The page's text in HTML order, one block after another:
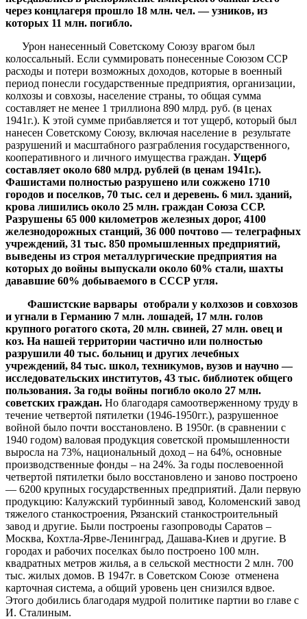
через концлагеря прошло 18 млн. чел. — узников, из
которых 11 млн. погибло.
Урон нанесенный Советскому Союзу врагом был
колоссальный. Если суммировать понесенные Союзом ССР
расходы и потери возможных доходов, которые в военный
период понесли государственные предприятия, организации,
колхозы и совхозы, население страны, то общая сумма
составляет не менее 1 триллиона 890 млрд. руб. (в ценах
1941г.). К этой сумме прибавляется и тот ущерб, который был
нанесен Советскому Союзу, включая население в результате
разрушений и масштабного разграбления государственного,
кооперативного и личного имущества граждан. Ущерб
составляет около 680 млрд. рублей (в ценам 1941г.).
Фашистами полностью разрушено или сожжено 1710
городов и поселков, 70 тыс. сел и деревень. 6 мил. зданий,
крова лишились около 25 млн. граждан Союза ССР.
Разрушены 65 000 километров железных дорог, 4100
железнодорожных станций, 36 000 почтово — телеграфных
учреждений, 31 тыс. 850 промышленных предприятий,
выведены из строя металлургические предприятия на
которых до войны выпускали около 60% стали, шахты
дававшие 60% добываемого в СССР угля.
Фашистские варвары отобрали у колхозов и совхозов
и угнали в Германию 7 млн. лошадей, 17 млн. голов
крупного рогатого скота, 20 млн. свиней, 27 млн. овец и
коз. На нашей территории частично или полностью
разрушили 40 тыс. больниц и других лечебных
учреждений, 84 тыс. школ, техникумов, вузов и научно —
исследовательских институтов, 43 тыс. библиотек общего
пользования. За годы войны погибло около 27 млн.
советских граждан. Но благодаря самоотверженному труду в
течение четвертой пятилетки (1946-1950гг.), разрушенное
войной было почти восстановлено. В 1950г. (в сравнении с
1940 годом) валовая продукция советской промышленности
выросла на 73%, национальный доход – на 64%, основные
производственные фонды – на 24%. За годы послевоенной
четвертой пятилетки было восстановлено и заново построено
— 6200 крупных государственных предприятий. Дали первую
продукцию: Калужский турбинный завод, Коломенский завод
тяжелого станкостроения, Рязанский станкостроительный
завод и другие. Были построены газопроводы Саратов –
Москва, Кохтла-Ярве-Ленинград, Дашава-Киев и другие. В
городах и рабочих поселках было построено 100 млн.
квадратных метров жилья, а в сельской местности 2 млн. 700
тыс. жилых домов. В 1947г. в Советском Союзе отменена
карточная система, а общий уровень цен снизился вдвое.
Этого добились благодаря мудрой политике партии во главе с
И. Сталиным.